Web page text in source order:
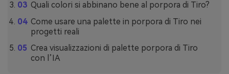
Quali colori si abbinano bene al porpora di Tiro?
Come usare una palette in porpora di Tiro nei
progetti reali
Crea visualizzazioni di palette porpora di Tiro
con l’IA